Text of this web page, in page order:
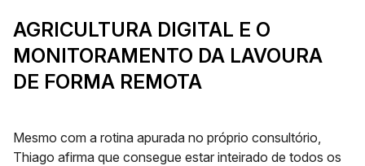
AGRICULTURA DIGITAL E O
MONITORAMENTO DA LAVOURA
DE FORMA REMOTA
Mesmo com a rotina apurada no próprio consultório,
Thiago afirma que consegue estar inteirado de todos os